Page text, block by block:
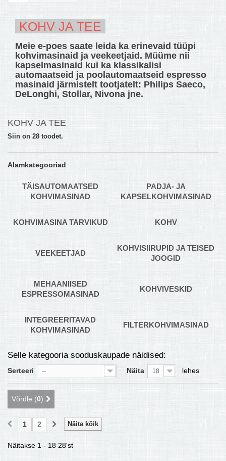
MULTIKEETJA.EE OSTUABI
KONTAKTID JA REKVISIIDID
BOONUSPROGRAMM
+
TÕUKERATAD
KOHV JA TEE
Meie e-poes saate leida ka erinevaid tüüpi
kohvimasinaid ja veekeetjaid. Müüme nii
kapselmasinaid kui ka klassikalisi
automaatseid ja poolautomaatseid espresso
masinaid järmistelt tootjatelt: Philips Saeco,
DeLonghi, Stollar, Nivona jne.
KOHV JA TEE
Siin on 28 toodet.
Alamkategooriad
TÄISAUTOMAATSED
KOHVIMASINAD
PADJA- JA
KAPSELKOHVIMASINAD
KOHVIMASINA TARVIKUD KOHV
VEEKEETJAD
KOHVISIIRUPID JA TEISED
JOOGID
MEHAANIISED
ESPRESSOMASINAD
KOHVIVESKID
INTEGREERITAVAD
KOHVIMASINAD
FILTERKOHVIMASINAD
Selle kategooria sooduskaupade näidised:
Serteeri -- Näita 18 lehes
Võrdle (0)
Näita kõik
1 2
Näitakse 1 - 18 28'st